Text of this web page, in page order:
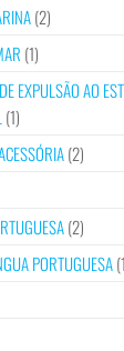
(2)
(1)
EXPULSÃO AO
(1)
(2)
(2)
PORTUGUESA